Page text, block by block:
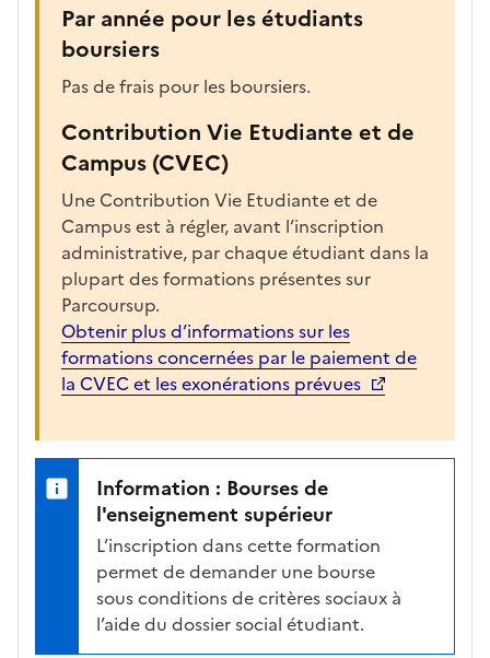
Par année pour les étudiants
boursiers
Pas de frais pour les boursiers.
Contribution Vie Etudiante et de
Campus (CVEC)
Une Contribution Vie Etudiante et de
Campus est à régler, avant l’inscription
administrative, par chaque étudiant dans la
plupart des formations présentes sur
Parcoursup.
Obtenir plus d’informations sur les
formations concernées par le paiement de
la CVEC et les exonérations prévues
Information : Bourses de
l'enseignement supérieur
L’inscription dans cette formation
permet de demander une bourse
sous conditions de critères sociaux à
l’aide du dossier social étudiant.